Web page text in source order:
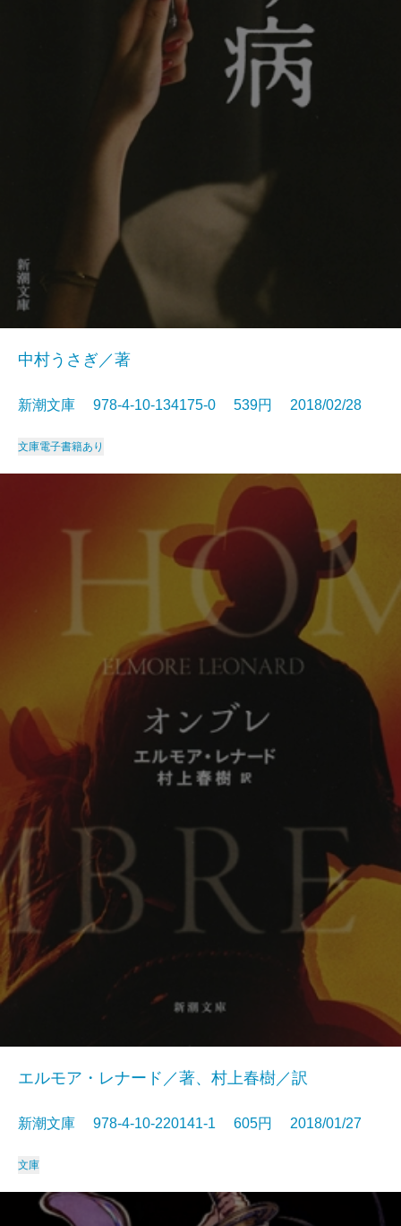
中村うさぎ／著
新潮文庫 978-4-10-134175-0 539円 2018/02/28
文庫電子書籍あり
エルモア・レナード／著、村上春樹／訳
新潮文庫 978-4-10-220141-1 605円 2018/01/27
文庫